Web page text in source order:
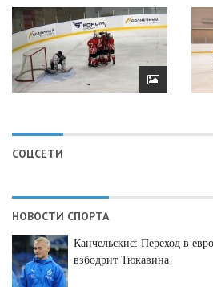
СОЦСЕТИ
НОВОСТИ СПОРТА
Канчельскис: Переход в
взбодрит Тюкавина